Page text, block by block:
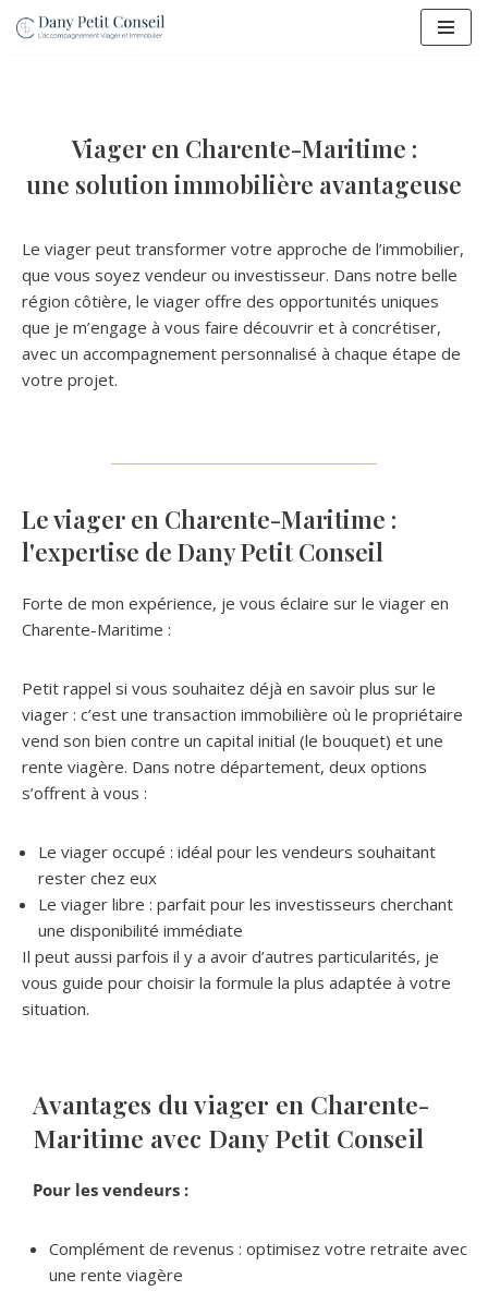
Viager en Charente-Maritime :
une solution immobilière avantageuse
Le viager peut transformer votre approche de l’immobilier,
que vous soyez vendeur ou investisseur. Dans notre belle
région côtière, le viager offre des opportunités uniques
que je m’engage à vous faire découvrir et à concrétiser,
avec un accompagnement personnalisé à chaque étape de
votre projet.
Le viager en Charente-Maritime :
l'expertise de Dany Petit Conseil
Forte de mon expérience, je vous éclaire sur le viager en
Charente-Maritime :
Petit rappel si vous souhaitez déjà en savoir plus sur le
viager : c’est une transaction immobilière où le propriétaire
vend son bien contre un capital initial (le bouquet) et une
rente viagère. Dans notre département, deux options
s’offrent à vous :
Le viager occupé : idéal pour les vendeurs souhaitant
rester chez eux
Le viager libre : parfait pour les investisseurs cherchant
une disponibilité immédiate
Il peut aussi parfois il y a avoir d’autres particularités, je
vous guide pour choisir la formule la plus adaptée à votre
situation.
Avantages du viager en Charente-
Maritime avec Dany Petit Conseil
Pour les vendeurs :
Complément de revenus : optimisez votre retraite avec
une rente viagère